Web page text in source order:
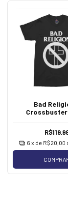
Bad
6 x de R$20,00